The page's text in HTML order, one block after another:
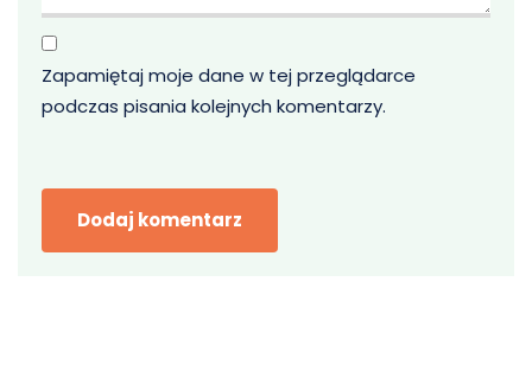
Zapamiętaj moje dane w tej przeglądarce
podczas pisania kolejnych komentarzy.